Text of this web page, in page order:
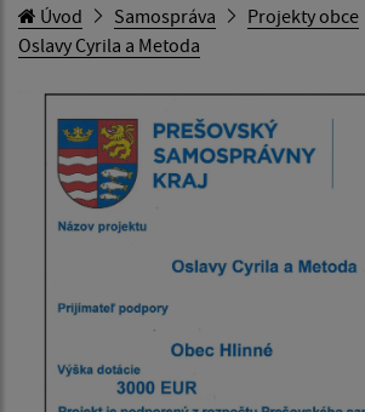
Úvod Samospráva
Projekty obce
Oslavy Cyrila a Metoda